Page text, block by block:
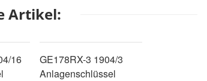
Artikel:
16
GE178RX-3 1904/3
Anlagenschlüssel